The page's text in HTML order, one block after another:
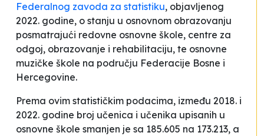
Federalnog zavoda za statistiku, objavljenog
2022. godine, o stanju u osnovnom obrazovanju
posmatrajući redovne osnovne škole, centre za
odgoj, obrazovanje i rehabilitaciju, te osnovne
muzičke škole na području Federacije Bosne i
Hercegovine.
Prema ovim statističkim podacima, između 2018. i
2022. godine broj učenica i učenika upisanih u
osnovne škole smanjen je sa 185.605 na 173.213, a